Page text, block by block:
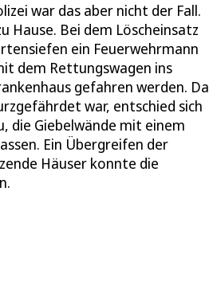
war das aber nicht der Fall.
Hause. Bei dem Löscheinsatz
ein Feuerwehrmann
dem Rettungswagen ins
gefahren werden. Da
war, entschied sich
die Giebelwände mit einem
Ein Übergreifen der
Häuser konnte die